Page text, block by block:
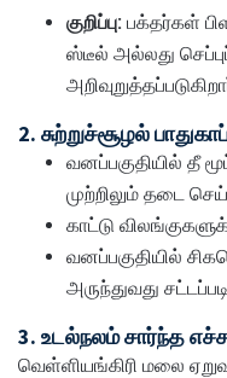
குறிப்பு: பக்தர்கள்
ஸ்டீல் அல்லது
2. சுற்றுச்சூழல்
வனப்பகுதியில் தீ
முற்றிலும் தடை
காட்டு
வனப்பகுதியில்
அருந்துவது
3. உடல்நலம் சார்ந்த
வெள்ளியங்கிரி மலை